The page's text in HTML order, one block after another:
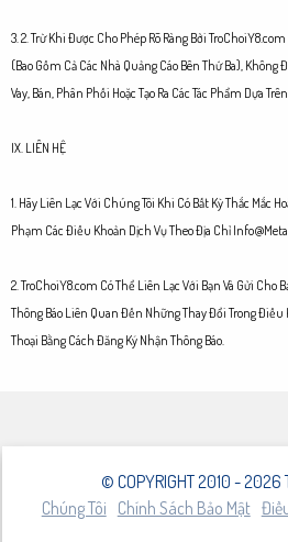
3. 2. Trừ Khi Được Cho Phép Rõ Ràng Bởi
(Bao Gồm Cả Các Nhà Quảng Cáo Bên Thứ Ba),
Vay, Bán, Phân Phối Hoặc Tạo Ra Các Tác Phẩm Dựa
IX. LIÊN HỆ
1. Hãy Liên Lạc Với Chúng Tôi Khi Có Bất Kỳ Thắc Mắc
Phạm Các Điều Khoản Dịch Vụ Theo Địa Chỉ
2. TroChoiY8.com Có Thể Liên Lạc Với Bạn Và Gửi Cho
Thông Báo Liên Quan Đến Những Thay Đổi Trong Điều
Thoại Bằng Cách Đăng Ký Nhận Thông Báo.
© COPYRIGHT 2010 - 2026
Chúng Tôi Chính Sách Bảo Mật